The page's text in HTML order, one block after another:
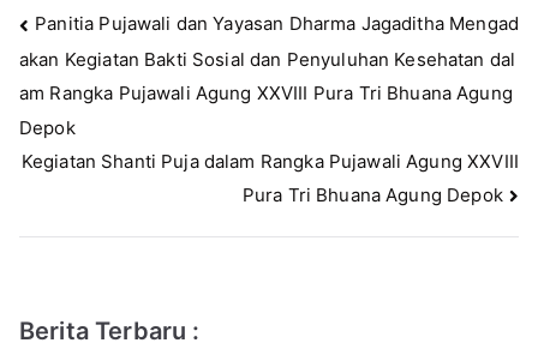
b
o
o
k
r
A
p
e
n
er
Navigasi
pos
Panitia Pujawali dan Yayasan Dharma Jagaditha Mengad
akan Kegiatan Bakti Sosial dan Penyuluhan Kesehatan dal
am Rangka Pujawali Agung XXVIII Pura Tri Bhuana Agung
Depok
Kegiatan Shanti Puja dalam Rangka Pujawali Agung XXVIII
Pura Tri Bhuana Agung Depok
Berita Terbaru :